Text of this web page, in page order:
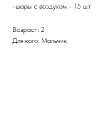
-шары с воздухом - 15 шт
Возраст: 2
Для кого: Мальчик